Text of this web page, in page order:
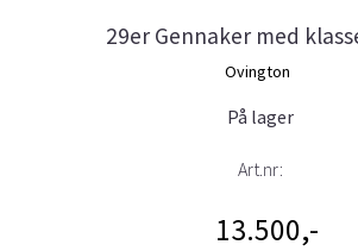
29er Gennaker med
Ovington
På lager
Art.nr:
13.500,-